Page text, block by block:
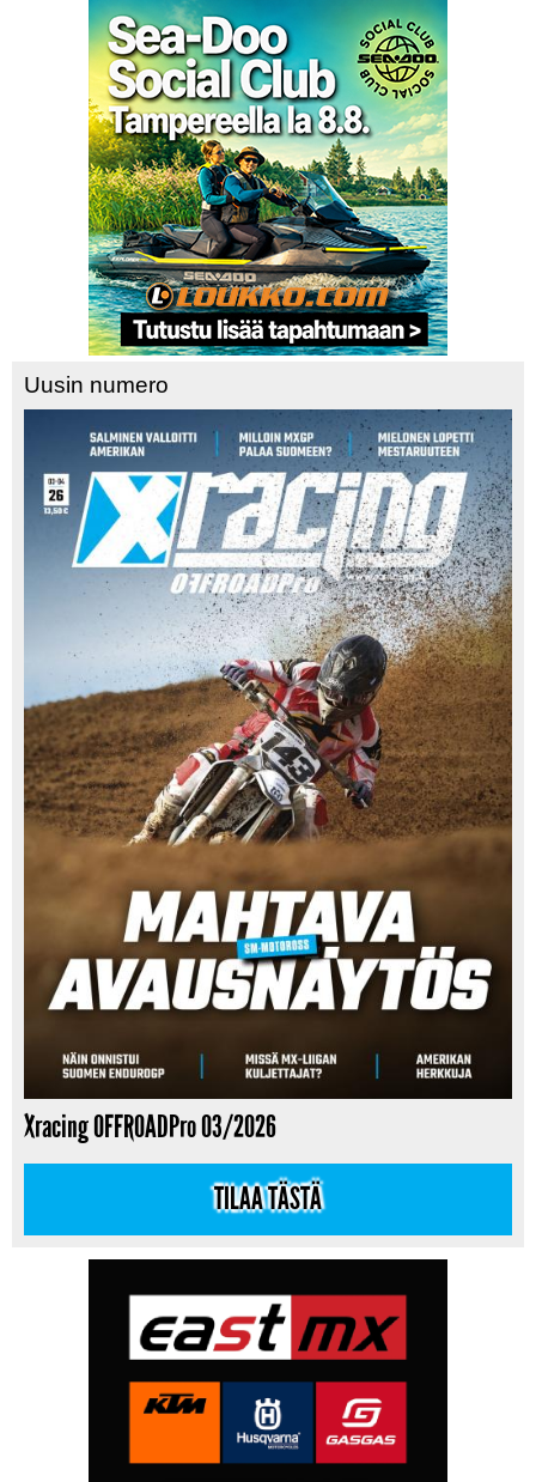
LUE DIGILEHDET
ASIAKASPALVELU JA
OHJEET
MEDIATIEDOT
YHTEYSTIEDOT
Uusin numero
Xracing OFFROADPro 03/2026
TILAA TÄSTÄ